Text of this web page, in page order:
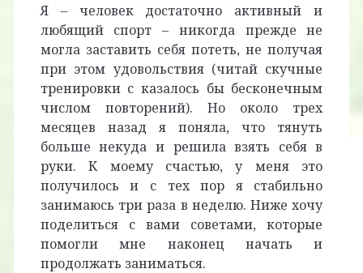
Я – человек достаточно активный и
любящий спорт – никогда прежде не
могла заставить себя потеть, не получая
при этом удовольствия (читай скучные
тренировки с казалось бы бесконечным
числом повторений). Но около трех
месяцев назад я поняла, что тянуть
больше некуда и решила взять себя в
руки. К моему счастью, у меня это
получилось и с тех пор я стабильно
занимаюсь три раза в неделю. Ниже хочу
поделиться с вами советами, которые
помогли мне наконец начать и
продолжать заниматься.